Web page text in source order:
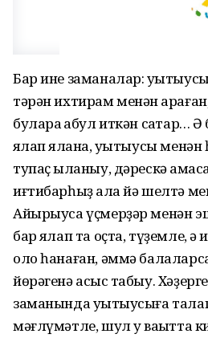
Бар ине заманалар:
тәрән ихтирам менән
булараҡ ҡабул иткән саҡтар…
яҡлап яҡлана, уҡытыусы
тупаҫ ҡыланыу, дәрескә
иғтибарһыҙ ҡала йә шелтә
Айырыуса үҫмерҙәр менән
бар яҡлап та оҫта, түҙемле,
оло һанаған, әммә
йөрәгенә асҡыс табыу.
заманында уҡытыусыға
мәғлүмәтле, шул уҡ ваҡытта